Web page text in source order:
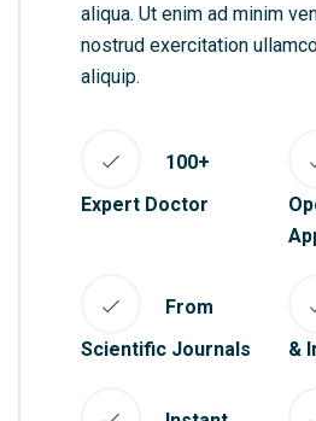
aliqua. Ut enim ad minim
nostrud exercitation
aliquip.
100+
Expert Doctor
From
Scientific Journals
&